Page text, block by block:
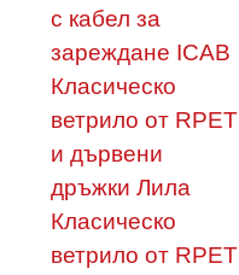
с кабел за
зареждане ICAB
Класическо
ветрило от RPET
и дървени
дръжки Лила
Класическо
ветрило от RPET